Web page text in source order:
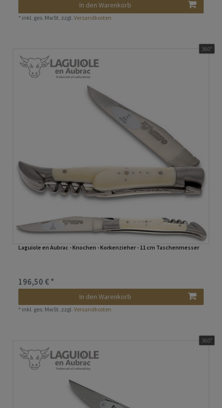
In den Warenkorb
* inkl. ges. MwSt. zzgl.Versandkosten
Laguiole en Aubrac - Knochen - Korkenzieher - 11 cm Taschenmesser
196,50 € *
360°
In den Warenkorb
* inkl. ges. MwSt. zzgl.Versandkosten
360°